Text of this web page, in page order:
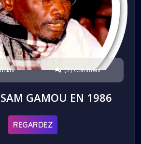
(2) Comment
SAM GAMOU EN 1986
REGARDEZ